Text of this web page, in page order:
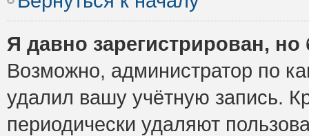
Я давно зарегистрирован,
Возможно, администратор по
удалил вашу учётную запись.
периодически удаляют